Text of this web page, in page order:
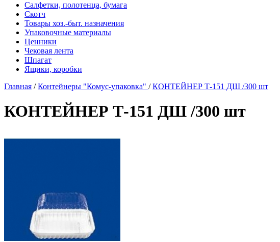
Салфетки, полотенца, бумага
Скотч
Товары хоз.-быт. назначения
Упаковочные материалы
Ценники
Чековая лента
Шпагат
Ящики, коробки
Главная /Контейнеры "Комус-упаковка" /КОНТЕЙНЕР Т-151 ДШ /300 шт
КОНТЕЙНЕР Т-151 ДШ /300 шт